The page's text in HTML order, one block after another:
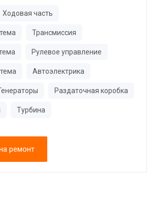
Ходовая часть
Трансмиссия
Рулевое управление
Автоэлектрика
Раздаточная коробка
Турбина
ремонт